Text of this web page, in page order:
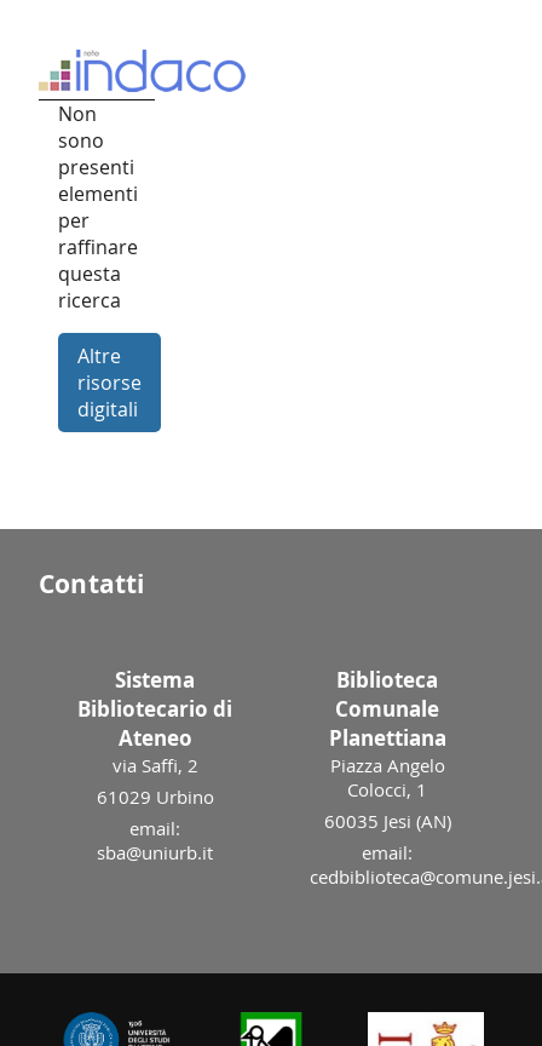
Non
sono
presenti
elementi
per
raffinare
questa
ricerca
Altre
risorse
digitali
Contatti
Sistema
Bibliotecario di
Ateneo
via Saffi, 2
61029 Urbino
email:
sba@uniurb.it
Biblioteca
Comunale
Planettiana
Piazza Angelo
Colocci, 1
60035 Jesi (AN)
email: